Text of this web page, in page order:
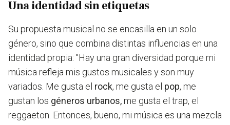
Una identidad sin etiquetas
Su propuesta musical no se encasilla en un solo
género, sino que combina distintas influencias en una
identidad propia: "Hay una gran diversidad porque mi
música refleja mis gustos musicales y son muy
variados. Me gusta el rock, me gusta el pop, me
gustan los géneros urbanos,me gusta el trap, el
reggaeton. Entonces, bueno, mi música es una mezcla